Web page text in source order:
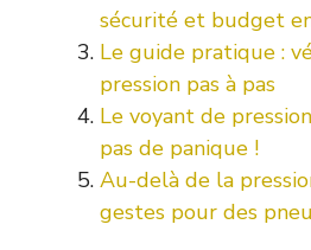
sécurité et budget
Le guide pratique :
pression pas à pas
Le voyant de
pas de panique !
Au-delà de la
gestes pour des